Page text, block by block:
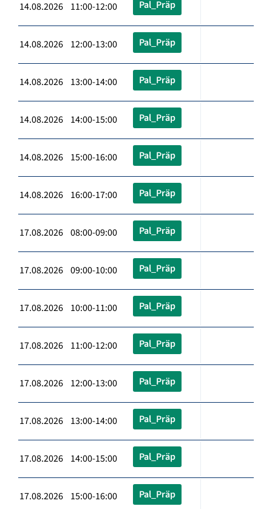
14.08.2026 11:00-12:00 Pal_Präp
14.08.2026 12:00-13:00 Pal_Präp
14.08.2026 13:00-14:00 Pal_Präp
14.08.2026 14:00-15:00 Pal_Präp
14.08.2026 15:00-16:00 Pal_Präp
14.08.2026 16:00-17:00 Pal_Präp
17.08.2026 08:00-09:00 Pal_Präp
17.08.2026 09:00-10:00 Pal_Präp
17.08.2026 10:00-11:00 Pal_Präp
17.08.2026 11:00-12:00 Pal_Präp
17.08.2026 12:00-13:00 Pal_Präp
17.08.2026 13:00-14:00 Pal_Präp
17.08.2026 14:00-15:00 Pal_Präp
17.08.2026 15:00-16:00 Pal_Präp